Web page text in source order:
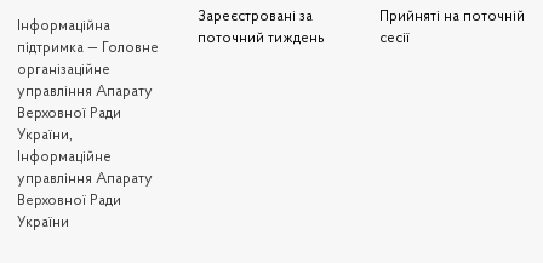
Iнформаційна
підтримка — Головне
організаційне
управління Апарату
Верховної Ради
України,
Інформаційне
управління Апарату
Верховної Ради
України
Зареєстровані за
поточний тиждень
Прийняті на поточній
сесії